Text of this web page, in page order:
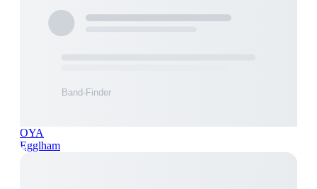
OYA
Egglham